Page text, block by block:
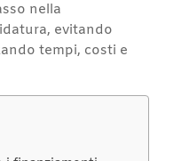
nella
evitando
tempi, costi e